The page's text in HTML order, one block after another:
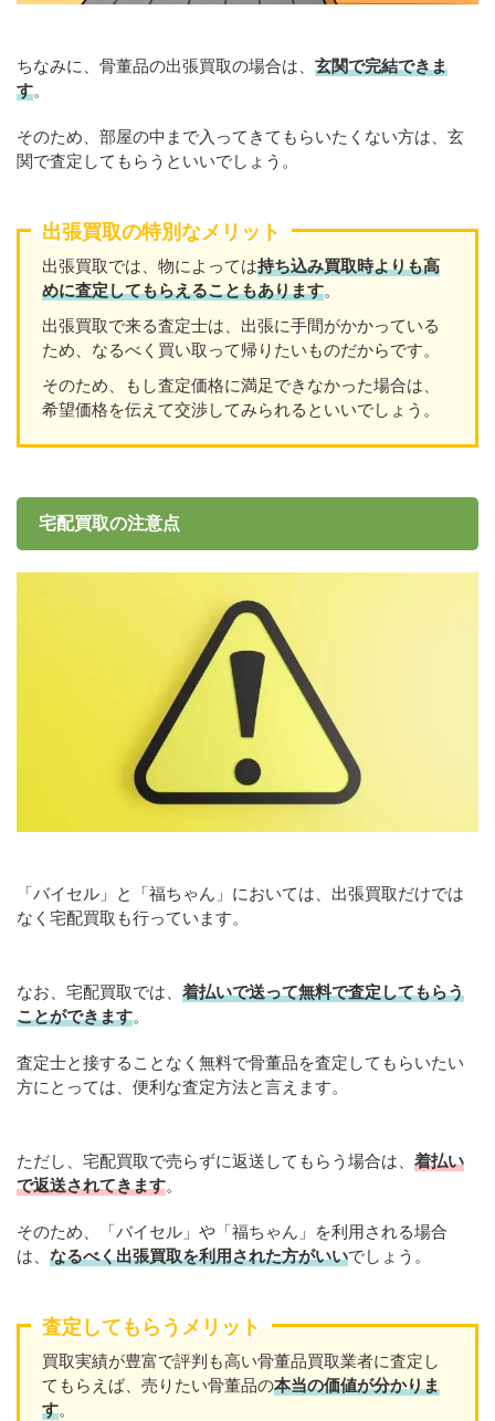
ちなみに、骨董品の出張買取の場合は、 玄関で完結できま
す。
そのため、部屋の中まで入ってきてもらいたくない方は、玄
関で査定してもらうといいでしょう。
出張買取の特別なメリット
出張買取では、物によっては持ち込み買取時よりも高
めに査定してもらえることもあります。
出張買取で来る査定士は、出張に手間がかかっている
ため、なるべく買い取って帰りたいものだからです。
そのため、もし査定価格に満足できなかった場合は、
希望価格を伝えて交渉してみられるといいでしょう。
宅配買取の注意点
「バイセル」と「福ちゃん」においては、出張買取だけでは
なく宅配買取も行っています。
なお、宅配買取では、 着払いで送って無料で査定してもらう
ことができます。
査定士と接することなく無料で骨董品を査定してもらいたい
方にとっては、便利な査定方法と言えます。
ただし、宅配買取で売らずに返送してもらう場合は、 着払い
で返送されてきます。
そのため、「バイセル」や「福ちゃん」を利用される場合
は、 なるべく出張買取を利用された方がいいでしょう。
査定してもらうメリット
買取実績が豊富で評判も高い骨董品買取業者に査定し
てもらえば、売りたい骨董品の本当の価値が分かりま
す。